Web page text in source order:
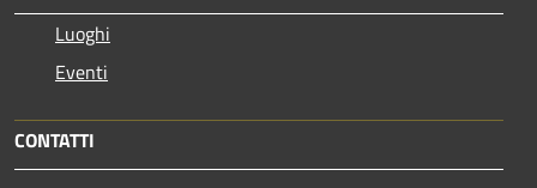
Luoghi
Eventi
CONTATTI